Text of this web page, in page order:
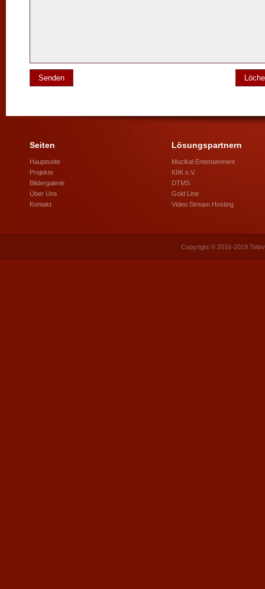
Seiten
Hauptseite
Projekte
Bildergalerie
Über Uns
Kontakt
Lösungspartnern
Muzikal Entertainment
KIIK e.V.
DTMS
Gold Line
Video Stream Hosting
Copyright © 2016-2019